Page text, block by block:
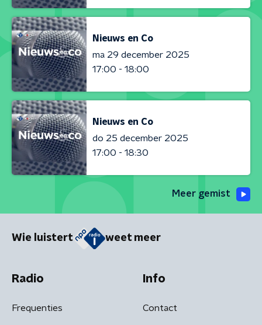
Nieuws en Co
ma 29 december 2025
17:00 - 18:00
Nieuws en Co
do 25 december 2025
17:00 - 18:30
Meer gemist
Wie luistert weet meer
Radio
Frequenties
Info
Contact